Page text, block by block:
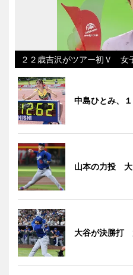
２２歳吉沢がツアー初Ｖ 女
中島ひとみ、
山本の力投 大
大谷が決勝打